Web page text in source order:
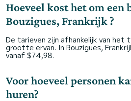
Hoeveel kost het om een
Bouzigues, Frankrijk ?
De tarieven zijn afhankelijk van het
grootte ervan. In Bouzigues,
vanaf $74,98.
Voor hoeveel personen
huren?